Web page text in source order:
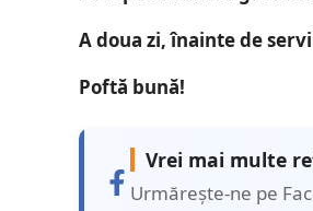
A doua zi, înainte de
Poftă bună!
Vrei mai multe
Urmărește-ne pe